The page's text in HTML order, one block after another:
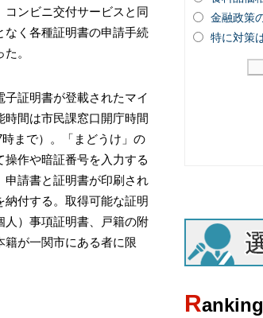
ンビニ交付サービスと同
なく各種証明書の申請手続
。
証明書が登載されたマイ
間は市民課窓口開庁時間
まで）。「まどうけ」の
作や暗証番号を入力する
申請書と証明書が印刷され
付する。取得可能な証明
人）事項証明書、戸籍の附
籍が一関市にある者に限
Ranking